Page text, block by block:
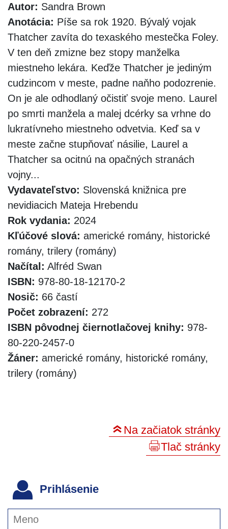
Autor: Sandra Brown
Anotácia: Píše sa rok 1920. Bývalý vojak
Thatcher zavíta do texaského mestečka Foley.
V ten deň zmizne bez stopy manželka
miestneho lekára. Keďže Thatcher je jediným
cudzincom v meste, padne naňho podozrenie.
On je ale odhodlaný očistiť svoje meno. Laurel
po smrti manžela a malej dcérky sa vrhne do
lukratívneho miestneho odvetvia. Keď sa v
meste začne stupňovať násilie, Laurel a
Thatcher sa ocitnú na opačných stranách
vojny...
Vydavateľstvo: Slovenská knižnica pre
nevidiacich Mateja Hrebendu
Rok vydania: 2024
Kľúčové slová: americké romány, historické
romány, trilery (romány)
Načítal: Alfréd Swan
ISBN: 978-80-18-12170-2
Nosič: 66 častí
Počet zobrazení: 272
ISBN pôvodnej čiernotlačovej knihy: 978-
80-220-2457-0
Žáner: americké romány, historické romány,
trilery (romány)
Na začiatok stránky
Tlač stránky
Prihlásenie